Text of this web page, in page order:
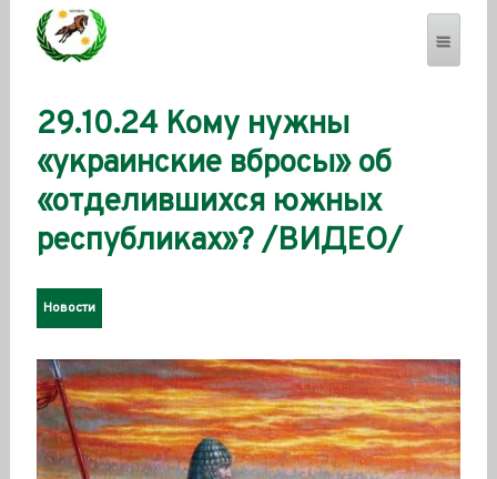
SEVERENSES.COM
29.10.24 Кому нужны
«украинские вбросы» об
«отделившихся южных
республиках»? /ВИДЕО/
Новости